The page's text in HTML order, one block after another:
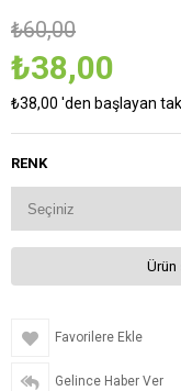
₺60,00
₺38,00
₺38,00 'den başlayan
RENK
Ürün
Favorilere Ekle
Gelince Haber Ver